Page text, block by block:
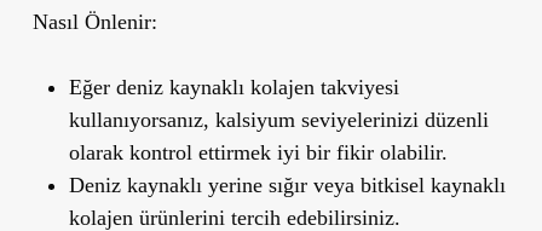
Nasıl Önlenir:
Eğer deniz kaynaklı kolajen takviyesi
kullanıyorsanız, kalsiyum seviyelerinizi düzenli
olarak kontrol ettirmek iyi bir fikir olabilir.
Deniz kaynaklı yerine sığır veya bitkisel kaynaklı
kolajen ürünlerini tercih edebilirsiniz.